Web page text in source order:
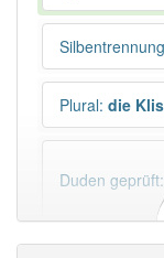
Silbentrennung
Plural: die
Duden geprüft: